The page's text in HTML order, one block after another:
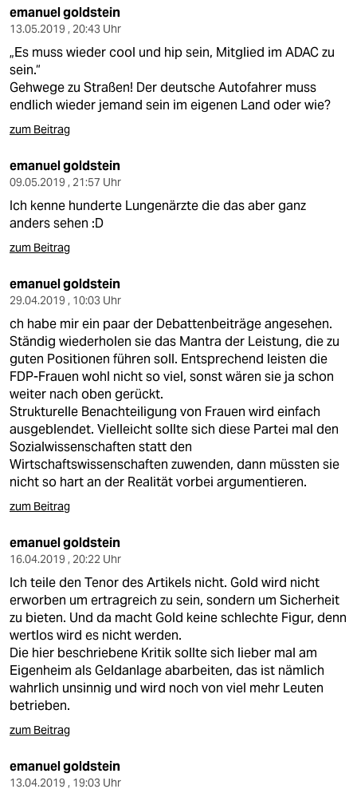
emanuel goldstein
13.05.2019 , 20:43 Uhr
„Es muss wieder cool und hip sein, Mitglied im ADAC zu
sein.“
Gehwege zu Straßen! Der deutsche Autofahrer muss
endlich wieder jemand sein im eigenen Land oder wie?
zum Beitrag
emanuel goldstein
09.05.2019 , 21:57 Uhr
Ich kenne hunderte Lungenärzte die das aber ganz
anders sehen :D
zum Beitrag
emanuel goldstein
29.04.2019 , 10:03 Uhr
ch habe mir ein paar der Debattenbeiträge angesehen.
Ständig wiederholen sie das Mantra der Leistung, die zu
guten Positionen führen soll. Entsprechend leisten die
FDP-Frauen wohl nicht so viel, sonst wären sie ja schon
weiter nach oben gerückt.
Strukturelle Benachteiligung von Frauen wird einfach
ausgeblendet. Vielleicht sollte sich diese Partei mal den
Sozialwissenschaften statt den
Wirtschaftswissenschaften zuwenden, dann müssten sie
nicht so hart an der Realität vorbei argumentieren.
zum Beitrag
emanuel goldstein
16.04.2019 , 20:22 Uhr
Ich teile den Tenor des Artikels nicht. Gold wird nicht
erworben um ertragreich zu sein, sondern um Sicherheit
zu bieten. Und da macht Gold keine schlechte Figur, denn
wertlos wird es nicht werden.
Die hier beschriebene Kritik sollte sich lieber mal am
Eigenheim als Geldanlage abarbeiten, das ist nämlich
wahrlich unsinnig und wird noch von viel mehr Leuten
betrieben.
zum Beitrag
emanuel goldstein
13.04.2019 , 19:03 Uhr